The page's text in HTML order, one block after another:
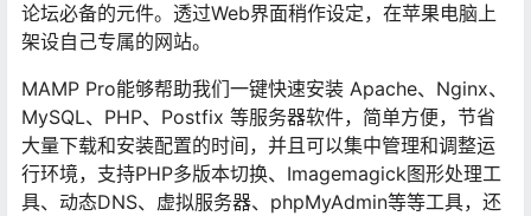
论坛必备的元件。透过Web界面稍作设定，在苹果电脑上
架设自己专属的网站。
MAMP Pro能够帮助我们一键快速安装 Apache、Nginx、
MySQL、PHP、Postfix 等服务器软件，简单方便，节省
大量下载和安装配置的时间，并且可以集中管理和调整运
行环境，支持PHP多版本切换、Imagemagick图形处理工
具、动态DNS、虚拟服务器、phpMyAdmin等等工具，还